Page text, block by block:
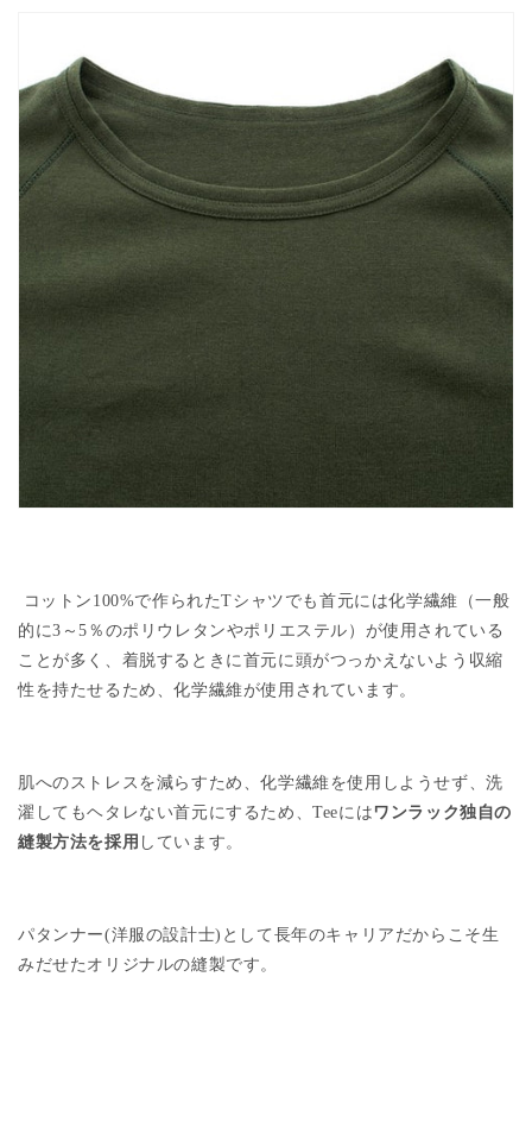
コットン 100%で作られたTシャツでも首元には化学繊維（一般
的に3～5％のポリウレタンやポリエステル）が使用されている
ことが多く、着脱するときに首元に頭がつっかえないよう収縮
性を持たせるため、化学繊維が使用されています。
肌へのストレスを減らすため、化学繊維を使用しようせず、洗
濯してもヘタレない首元にするため、Teeには ワンラック独自の
縫製方法を採用 しています。
パタンナー(洋服の設計士) として長年のキャリアだからこそ生
みだせたオリジナルの縫製です。